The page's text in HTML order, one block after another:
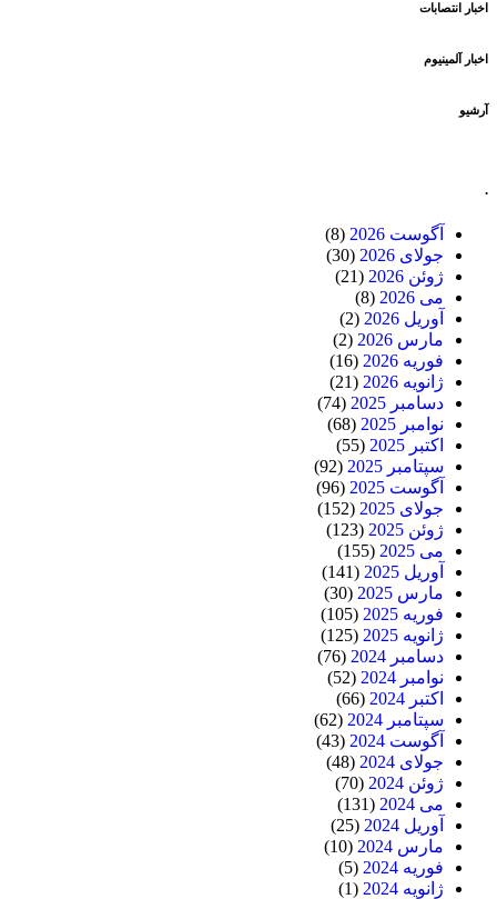
اخبار انتصابات
اخبار آلمینیوم
آرشیو
.
آگوست 2026
(8)
جولای 2026
(30)
ژوئن 2026
(21)
می 2026
(8)
آوریل 2026
(2)
مارس 2026
(2)
فوریه 2026
(16)
ژانویه 2026
(21)
دسامبر 2025
(74)
نوامبر 2025
(68)
اکتبر 2025
(55)
سپتامبر 2025
(92)
آگوست 2025
(96)
جولای 2025
(152)
ژوئن 2025
(123)
می 2025
(155)
آوریل 2025
(141)
مارس 2025
(30)
فوریه 2025
(105)
ژانویه 2025
(125)
دسامبر 2024
(76)
نوامبر 2024
(52)
اکتبر 2024
(66)
سپتامبر 2024
(62)
آگوست 2024
(43)
جولای 2024
(48)
ژوئن 2024
(70)
می 2024
(131)
آوریل 2024
(25)
مارس 2024
(10)
فوریه 2024
(5)
ژانویه 2024
(1)